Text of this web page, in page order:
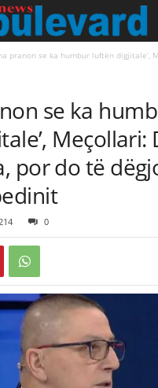
pranon se ka humbur luftën digjitale’,
se ka
Meçollari:
por do të
0